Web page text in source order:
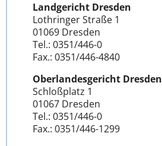
Landgericht Dresden
Lothringer Straße 1
01069 Dresden
Tel.: 0351/446-0
Fax.: 0351/446-4840
Oberlandesgericht Dresden
Schloßplatz 1
01067 Dresden
Tel.: 0351/446-0
Fax.: 0351/446-1299